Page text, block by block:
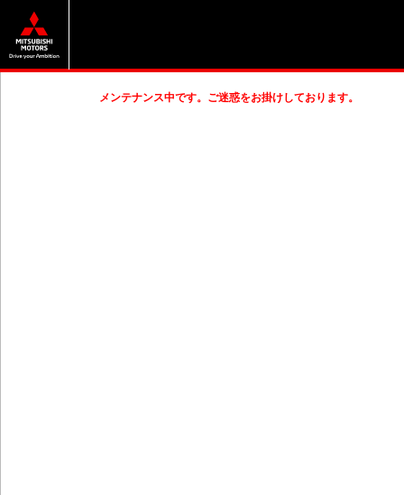
メンテナンス中です。ご迷惑をお掛けしております。